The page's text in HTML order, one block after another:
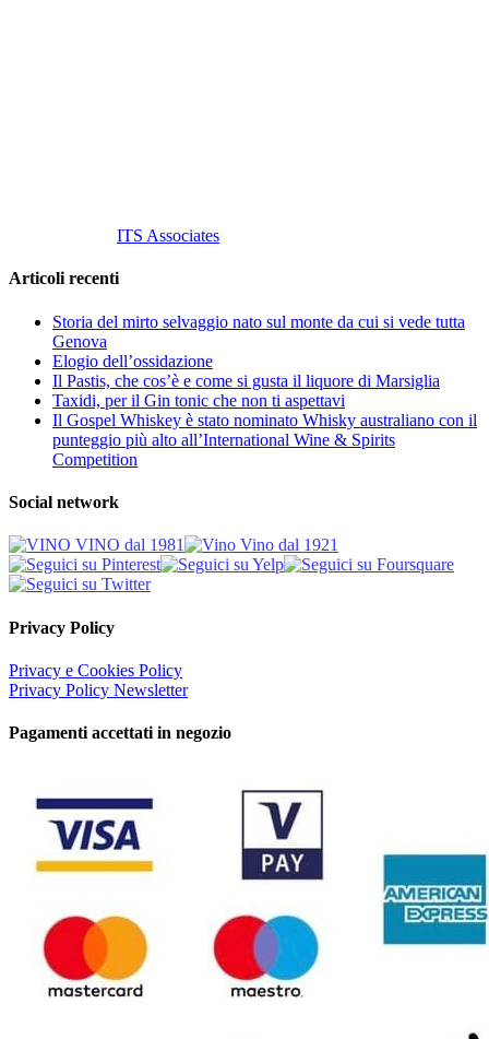
ITS Associates
Articoli recenti
Storia del mirto selvaggio nato sul monte da cui si vede tutta
Genova
Elogio dell’ossidazione
Il Pastis, che cos’è e come si gusta il liquore di Marsiglia
Taxidi, per il Gin tonic che non ti aspettavi
Il Gospel Whiskey è stato nominato Whisky australiano con il
punteggio più alto all’International Wine & Spirits
Competition
Social network
Privacy Policy
Privacy e Cookies Policy
Privacy Policy Newsletter
Pagamenti accettati in negozio